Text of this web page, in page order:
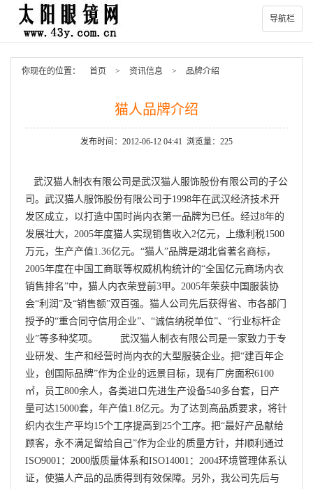
导航栏
你现在的位置： 首页 > 资讯信息 > 品牌介绍
猫人品牌介绍
发布时间：2012-06-12 04:41 浏览量：225
武汉猫人制衣有限公司是武汉猫人服饰股份有限公司的子公
司。武汉猫人服饰股份有限公司于1998年在武汉经济技术开
发区成立，以打造中国时尚内衣第一品牌为已任。经过8年的
发展壮大，2005年度猫人实现销售收入2亿元，上缴利税1500
万元，生产产值1.36亿元。“猫人”品牌是湖北省著名商标，
2005年度在中国工商联等权威机构统计的“全国亿元商场内衣
销售排名”中，猫人内衣荣登前3甲。2005年荣获中国服装协
会“利润”及“销售额”双百强。猫人公司先后获得省、市各部门
授予的“重合同守信用企业”、“诚信纳税单位”、“行业标杆企
业”等多种奖项。 武汉猫人制衣有限公司是一家致力于专
业研发、生产和经营时尚内衣的大型服装企业。把“建百年企
业，创国际品牌”作为企业的远景目标，现有厂房面积6100
㎡，员工800余人，各类进口先进生产设备540多台套，日产
量可达15000套，年产值1.8亿元。为了达到高品质要求，将针
织内衣生产平均15个工序提高到25个工序。把“最好产品献给
顾客，永不满足留给自己”作为企业的质量方针，并顺利通过
ISO9001：2000版质量体系和ISO14001：2004环境管理体系认
证，使猫人产品的品质得到有效保障。另外，我公司先后与